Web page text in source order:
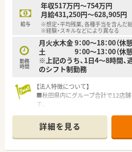
給与
年収517万円～754万円
月給431,250円～628,905円
※想定・平均残業、各種手当を含んだ
※経験・スキルなどにより異なる
勤務
時間
月火水木金 9：00～18：00（休
土 9：00～13：00（休憩
※上記のうち、1日4～8時間、
のシフト制勤務
【法人特徴について】
■秋田県内にグループ合計で12店
す。
ます。
■地域密着の多角的な福祉サービス
す。
詳細を見る